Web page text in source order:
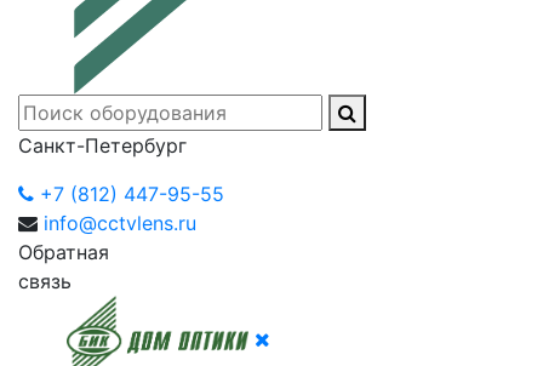
Санкт-Петербург
+7 (812) 447-95-55
info@cctvlens.ru
Обратная
связь